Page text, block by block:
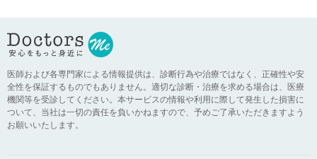
医師および各専門家による情報提供は、診断行為や治療ではなく、正確性や安
全性を保証するものでもありません。適切な診断・治療を求める場合は、医療
機関等を受診してください。本サービスの情報や利用に際して発生した損害に
ついて、当社は一切の責任を負いかねますので、予めご了承いただきますよう
お願いいたします。